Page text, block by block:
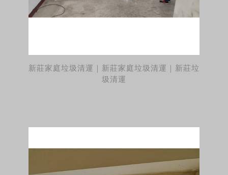
新莊家庭垃圾清運｜新莊家庭垃圾清運｜新莊垃
圾清運